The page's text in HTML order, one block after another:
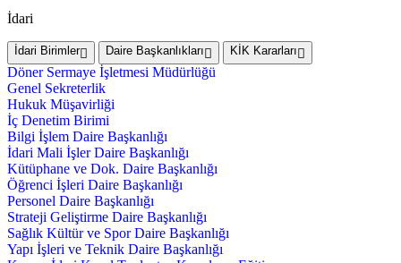
İdari
İdari Birimler Daire Başkanlıkları KİK Kararları
Döner Sermaye İşletmesi Müdürlüğü
Genel Sekreterlik
Hukuk Müşavirliği
İç Denetim Birimi
Bilgi İşlem Daire Başkanlığı
İdari Mali İşler Daire Başkanlığı
Kütüphane ve Dok. Daire Başkanlığı
Öğrenci İşleri Daire Başkanlığı
Personel Daire Başkanlığı
Strateji Geliştirme Daire Başkanlığı
Sağlık Kültür ve Spor Daire Başkanlığı
Yapı İşleri ve Teknik Daire Başkanlığı